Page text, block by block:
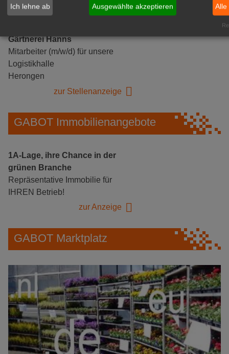
Gärtnerei Hanns
Mitarbeiter (m/w/d) für unsere
Logistikhalle
Herongen
zur Stellenanzeige
GABOT Immobilienangebote
1A-Lage, ihre Chance in der
grünen Branche
Repräsentative Immobilie für
IHREN Betrieb!
zur Anzeige
GABOT Marktplatz
Ich lehne ab Ausgewählte akzeptieren Alle